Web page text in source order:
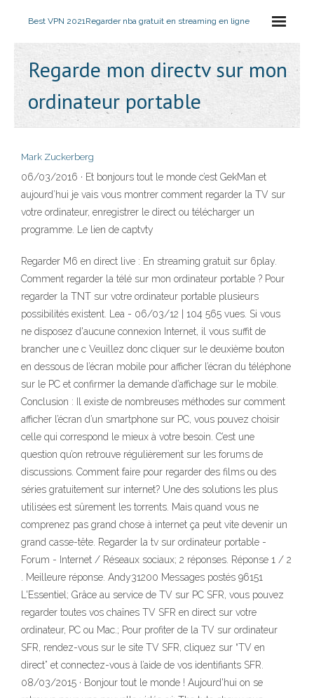
Best VPN 2021Regarder nba gratuit en streaming en ligne
Regarde mon directv sur mon
ordinateur portable
Mark Zuckerberg
06/03/2016 · Et bonjours tout le monde c’est GekMan et
aujourd’hui je vais vous montrer comment regarder la TV sur
votre ordinateur, enregistrer le direct ou télécharger un
programme. Le lien de captvty
Regarder M6 en direct live : En streaming gratuit sur 6play.
Comment regarder la télé sur mon ordinateur portable ? Pour
regarder la TNT sur votre ordinateur portable plusieurs
possibilités existent. Lea - 06/03/12 | 104 565 vues. Si vous
ne disposez d'aucune connexion Internet, il vous suffit de
brancher une c Veuillez donc cliquer sur le deuxième bouton
en dessous de l’écran mobile pour afficher l’écran du téléphone
sur le PC et confirmer la demande d’affichage sur le mobile.
Conclusion : Il existe de nombreuses méthodes sur comment
afficher l’écran d’un smartphone sur PC, vous pouvez choisir
celle qui correspond le mieux à votre besoin. C’est une
question qu’on retrouve régulièrement sur les forums de
discussions. Comment faire pour regarder des films ou des
séries gratuitement sur internet? Une des solutions les plus
utilisées est sûrement les torrents. Mais quand vous ne
comprenez pas grand chose à internet ça peut vite devenir un
grand casse-tête. Regarder la tv sur ordinateur portable -
Forum - Internet / Réseaux sociaux; 2 réponses. Réponse 1 / 2
. Meilleure réponse. Andy31200 Messages postés 96151
L'Essentiel; Grâce au service de TV sur PC SFR, vous pouvez
regarder toutes vos chaînes TV SFR en direct sur votre
ordinateur, PC ou Mac.; Pour profiter de la TV sur ordinateur
SFR, rendez-vous sur le site TV SFR, cliquez sur “TV en
direct” et connectez-vous à l’aide de vos identifiants SFR.
08/03/2015 · Bonjour tout le monde ! Aujourd'hui on se